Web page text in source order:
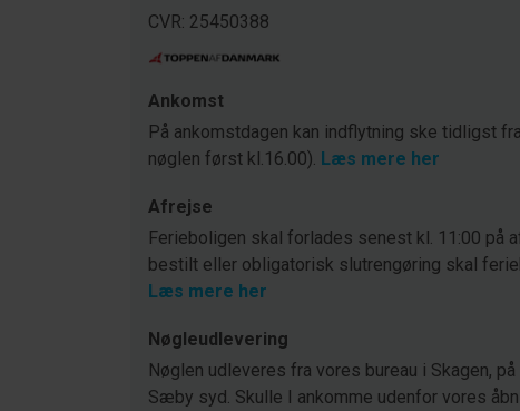
CVR: 25450388
Ankomst
På ankomstdagen kan indflytning ske tidligst
nøglen først kl.16.00). Læs mere her
Afrejse
Ferieboligen skal forlades senest kl. 11:00 på
bestilt eller obligatorisk slutrengøring skal
Læs mere her
Nøgleudlevering
Nøglen udleveres fra vores bureau i Skagen,
Sæby syd. Skulle I ankomme udenfor vores